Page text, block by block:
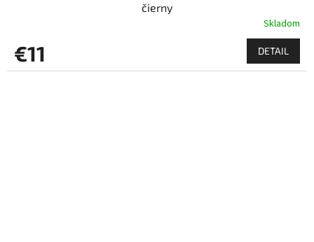
čierny
Skladom
€11 DETAIL